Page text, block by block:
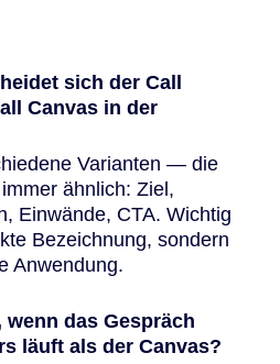
sich der Call
Canvas in der
Varianten — die
ähnlich: Ziel,
Einwände, CTA. Wichtig
Bezeichnung, sondern
Anwendung.
wenn das Gespräch
läuft als der Canvas?